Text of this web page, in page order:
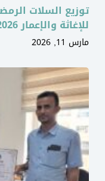
توزيع السلات
للإغاثة والإعمار 2026 م
مارس 11, 2026